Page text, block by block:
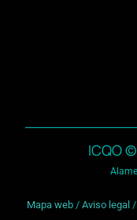
ICQO
Mapa web / Aviso legal /